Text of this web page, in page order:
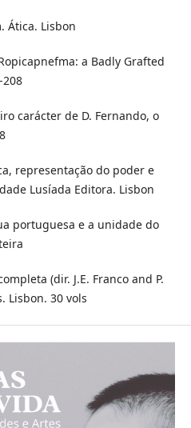
Ática. Lisbon
a Badly Grafted
carácter de D. Fernando, o
representação do poder e
Lusíada Editora. Lisbon
portuguesa e a unidade do
(dir. J.E. Franco and P.
Lisbon. 30 vols